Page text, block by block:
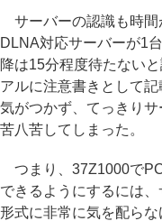
サーバーの認識も時間
DLNA対応サーバーが1
降は15分程度待たない
アルに注意書きとして
気がつかず、てっきり
苦八苦してしまった。
つまり、37Z1000で
できるようにするには
形式に非常に気を配ら